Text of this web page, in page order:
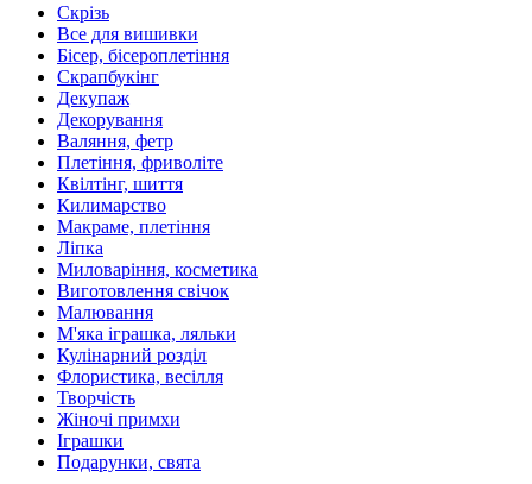
Скрізь
Все для вишивки
Бісер, бісероплетіння
Скрапбукінг
Декупаж
Декорування
Валяння, фетр
Плетіння, фриволіте
Квілтінг, шиття
Килимарство
Макраме, плетіння
Ліпка
Миловаріння, косметика
Виготовлення свічок
Малювання
М'яка іграшка, ляльки
Кулінарний розділ
Флористика, весілля
Творчість
Жіночі примхи
Іграшки
Подарунки, свята